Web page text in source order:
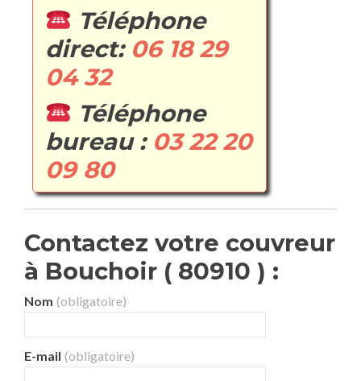
Téléphone
direct: 06 18 29
04 32
Téléphone
bureau : 03 22 20
09 80
Contactez votre couvreur
à Bouchoir ( 80910 ) :
Nom (obligatoire)
E-mail (obligatoire)